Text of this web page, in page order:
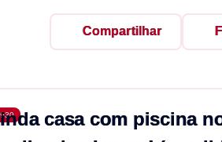
Compartilhar
casa com piscina